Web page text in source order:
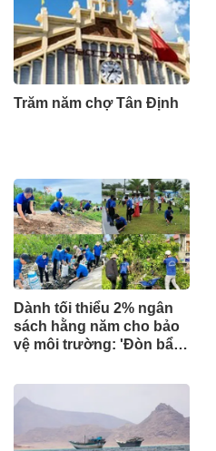
Trăm năm chợ Tân Định
Dành tối thiểu 2% ngân
sách hằng năm cho bảo
vệ môi trường: 'Đòn bẩy'
ngoặt quản trị hiện đại